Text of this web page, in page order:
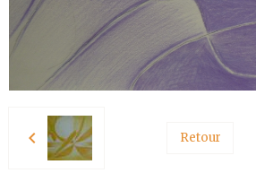
Retour